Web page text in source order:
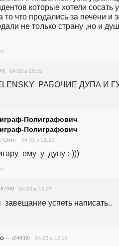
которые хотели сосать у
то что продались за печени и
не только страну ,но и
04.03 в 18:35
РАБОЧИЕ ДУПА И
Полиграфович
Полиграфович
Смит 04.03 в 21:23
ему  у  дупу :-)))
04.03 в 18:27
завещание успеть написать..
— (24835) 04.03 в 18:24